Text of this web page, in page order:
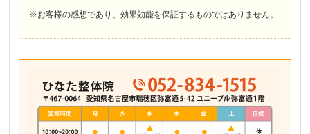
※お客様の感想であり、効果効能を保証するものではありません。